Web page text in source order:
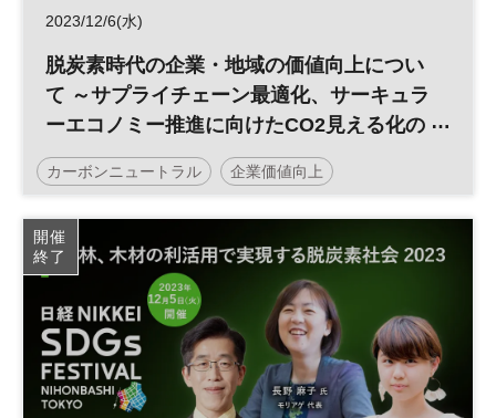
2023/12/6(水)
脱炭素時代の企業・地域の価値向上につい
て ～サプライチェーン最適化、サーキュラ
ーエコノミー推進に向けたCO2見える化の
促進と産業力の強化
カーボンニュートラル 企業価値向上
サーキュラーエコノミー SDGs Week EXPO
社会課題 サステナビリティ 企業価値 脱炭素
サステナブル 投資 経営戦略 ESG投資
サプライチェーン 参加無料
開催
終了